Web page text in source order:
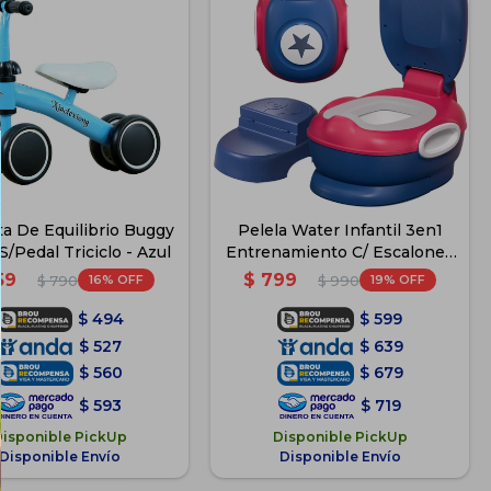
De Equilibrio Buggy
S/Pedal Triciclo - Azul
$ 790 16
$ 494
$ 527
$ 560
$ 593
PickUp
Envío
Pelela Water Infantil 3en1
Entrenamiento C/ Escalones
- Azul-Rojo
$ 799 $ 990 19
$ 599
$ 639
$ 679
$ 719
Disponible PickUp
Disponible Envío